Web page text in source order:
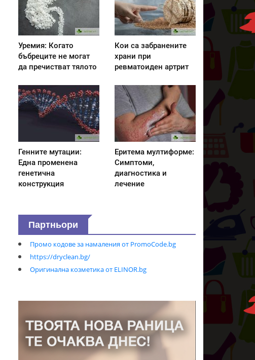
Уремия: Когато
бъбреците не могат
да пречистват тялото
Кои са забранените
храни при
ревматоиден артрит
Генните мутации:
Една променена
генетична
конструкция
Еритема мултиформе:
Симптоми,
диагностика и
лечение
Партньори
Промо кодове за намаления от PromoCode.bg
https://dryclean.bg/
Оригинална козметика от ELINOR.bg